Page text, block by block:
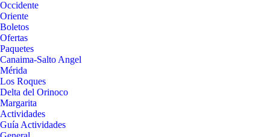
Occidente
Oriente
Boletos
Ofertas
Paquetes
Canaima-Salto Angel
Mérida
Los Roques
Delta del Orinoco
Margarita
Actividades
Guía Actividades